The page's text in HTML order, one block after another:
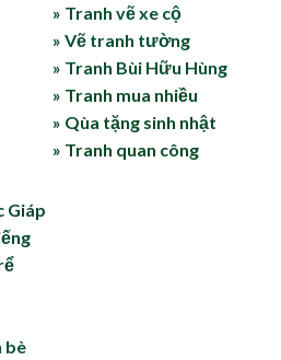
» Tranh vẽ xe cộ
» Vẽ tranh tường
» Tranh Bùi Hữu Hùng
» Tranh mua nhiều
» Qùa tặng sinh nhật
» Tranh quan công
Giáp
bè